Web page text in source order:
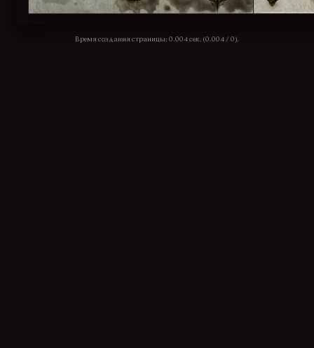
Время создания страницы: 0.004 сек. (0.004 / 0).